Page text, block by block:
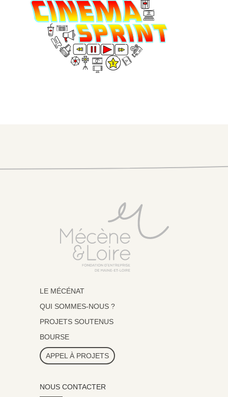
LE MÉCÉNAT
QUI SOMMES-NOUS ?
PROJETS SOUTENUS
BOURSE
APPEL À PROJETS
NOUS CONTACTER